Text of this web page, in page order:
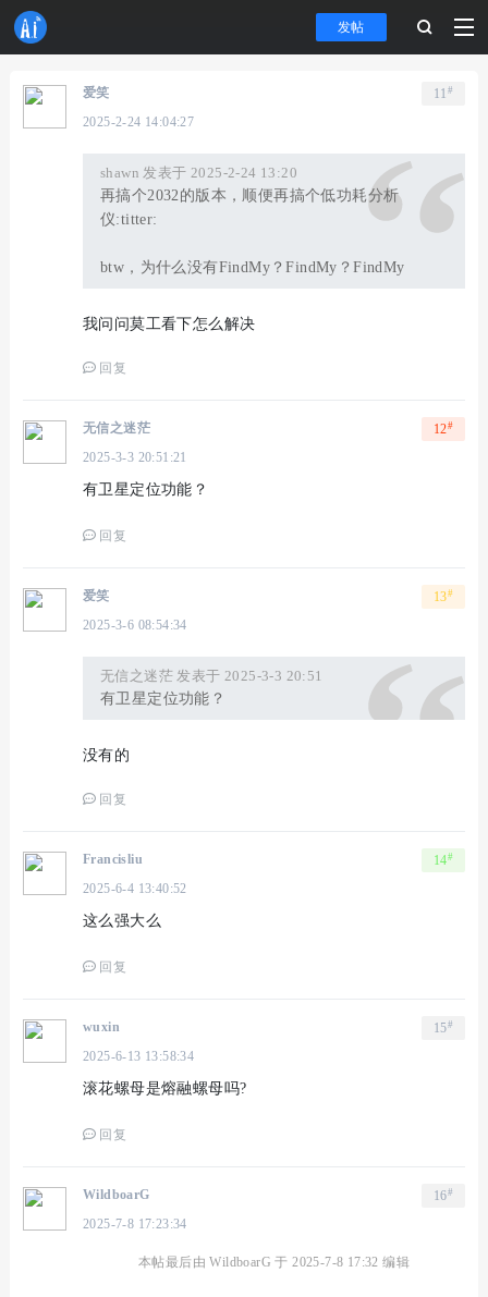
发帖
11 #
爱笑
2025-2-24 14:04:27
shawn 发表于 2025-2-24 13:20
再搞个2032的版本，顺便再搞个低功耗分析
仪:titter:
btw，为什么没有FindMy？FindMy？FindMy
我问问莫工看下怎么解决
回复
12#
无信之迷茫
2025-3-3 20:51:21
有卫星定位功能？
回复
13#
爱笑
2025-3-6 08:54:34
无信之迷茫 发表于 2025-3-3 20:51
有卫星定位功能？
没有的
回复
14#
Francisliu
2025-6-4 13:40:52
这么强大么
回复
15#
wuxin
2025-6-13 13:58:34
滚花螺母是熔融螺母吗?
回复
16#
WildboarG
2025-7-8 17:23:34
本帖最后由 WildboarG 于 2025-7-8 17:32 编辑